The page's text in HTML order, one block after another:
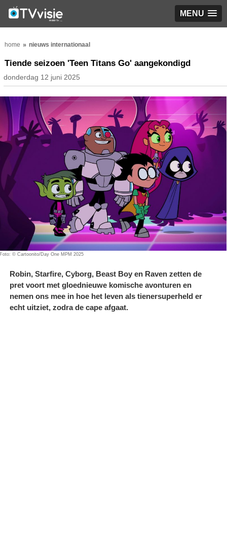
MENU
home nieuws internationaal
Tiende seizoen 'Teen Titans Go' aangekondigd
donderdag 12 juni 2025
Foto: © Cartoonito/Day One MPM 2025
Robin, Starfire, Cyborg, Beast Boy en Raven zetten de
pret voort met gloednieuwe komische avonturen en
nemen ons mee in hoe het leven als tienersuperheld er
echt uitziet, zodra de cape afgaat.